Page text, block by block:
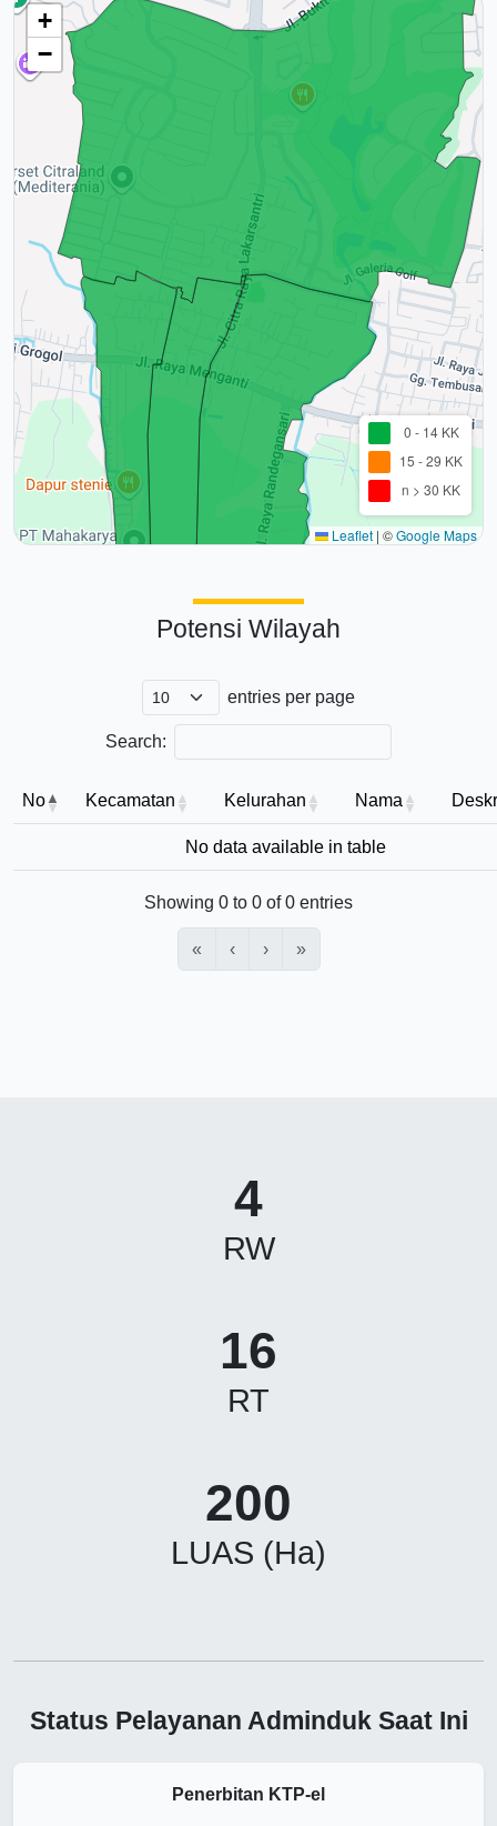
+
−
0 - 14 KK
15 - 29 KK
n > 30 KK
Leaflet | ©Google Maps
Potensi Wilayah
entries per page
Search:
No Kecamatan Kelurahan Nama
No data available in table
Showing 0 to 0 of 0 entries
« ‹ › »
4
RW
16
RT
200
LUAS (Ha)
Status Pelayanan Adminduk Saat Ini
Penerbitan KTP-el